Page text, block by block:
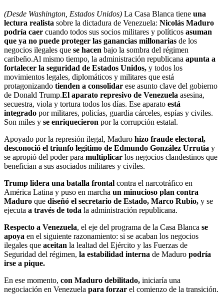
(Desde Washington, Estados Unidos) La Casa Blanca tiene una
lectura realista sobre la dictadura de Venezuela: Nicolás Maduro
podría caer cuando todos sus socios militares y políticos asuman
que ya no puede proteger las ganancias millonarias de los
negocios ilegales que se hacen bajo la sombra del régimen
caribeño.Al mismo tiempo, la administración republicana apunta a
fortalecer la seguridad de Estados Unidos, y todos los
movimientos legales, diplomáticos y militares que está
protagonizando tienden a consolidar ese asunto clave del gobierno
de Donald Trump.El aparato represivo de Venezuela asesina,
secuestra, viola y tortura todos los días. Ese aparato está
integrado por militares, policías, guardia cárceles, espías y civiles.
Son miles y se enriquecieron por la corrupción estatal.
Apoyado por la represión ilegal, Maduro hizo fraude electoral,
desconoció el triunfo legitimo de Edmundo González Urrutia y
se apropió del poder para multiplicar los negocios clandestinos que
benefician a sus asociados militares y civiles.
Trump lidera una batalla frontal contra el narcotráfico en
América Latina y puso en marcha un minucioso plan contra
Maduro que diseñó el secretario de Estado, Marco Rubio, y se
ejecuta a través de toda la administración republicana.
Respecto a Venezuela, el eje del programa de la Casa Blanca se
apoya en el siguiente razonamiento: si se acaban los negocios
ilegales que aceitan la lealtad del Ejército y las Fuerzas de
Seguridad del régimen, la estabilidad interna de Maduro podría
irse a pique.
En ese momento, con Maduro debilitado, iniciaría una
negociación en Venezuela para forzar el comienzo de la transición.